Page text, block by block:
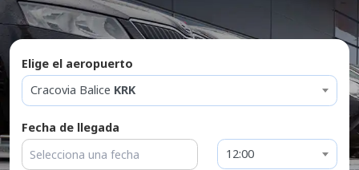
Elige el aeropuerto
Cracovia Balice KRK
Fecha de llegada
12:00